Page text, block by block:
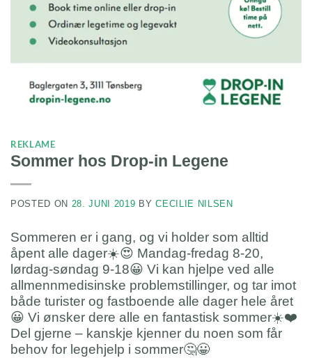
REKLAME
Sommer hos Drop-in Legene
POSTED ON 28. JUNI 2019 BYCECILIE NILSEN
Sommeren er i gang, og vi holder som alltid
åpent alle dager☀️😍 Mandag-fredag 8-20,
lørdag-søndag 9-18😀 Vi kan hjelpe ved alle
allmennmedisinske problemstillinger, og tar imot
både turister og fastboende alle dager hele året
😀 Vi ønsker dere alle en fantastisk sommer☀️❤️
Del gjerne – kanskje kjenner du noen som får
behov for legehjelp i sommer🤔😀